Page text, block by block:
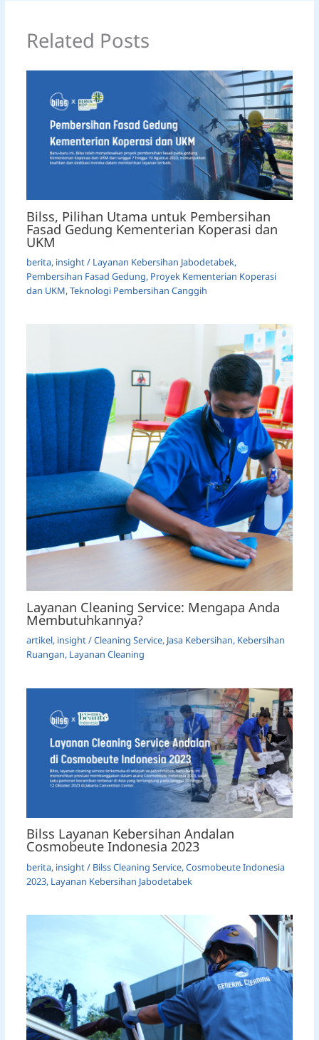
Related Posts
Bilss, Pilihan Utama untuk Pembersihan
Fasad Gedung Kementerian Koperasi dan
UKM
berita, insight/ Layanan Kebersihan Jabodetabek,
Pembersihan Fasad Gedung, Proyek Kementerian Koperasi
dan UKM,Teknologi Pembersihan Canggih
Layanan Cleaning Service: Mengapa Anda
Membutuhkannya?
artikel, insight/Cleaning Service, Jasa Kebersihan, Kebersihan
Ruangan, Layanan Cleaning
Bilss Layanan Kebersihan Andalan
Cosmobeute Indonesia 2023
berita, insight/ Bilss Cleaning Service,Cosmobeute Indonesia
2023, Layanan Kebersihan Jabodetabek